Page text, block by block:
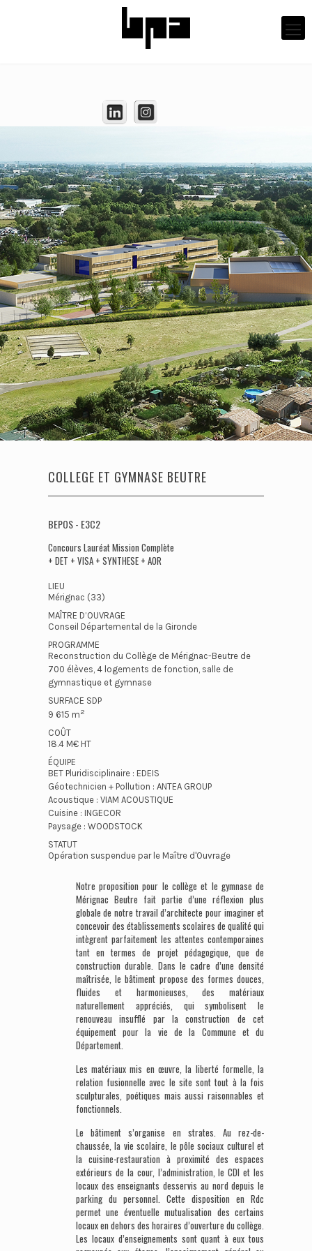
COLLEGE ET GYMNASE BEUTRE
BEPOS - E3C2
Concours Lauréat Mission Complète
+ DET + VISA + SYNTHESE + AOR
LIEU
Mérignac (33)
MAÎTRE D’OUVRAGE
Conseil Départemental de la Gironde
PROGRAMME
Reconstruction du Collège de Mérignac-Beutre de
700 élèves, 4 logements de fonction, salle de
gymnastique et gymnase
SURFACE SDP
9 615 m2
COÛT
18.4 M€ HT
ÉQUIPE
BET Pluridisciplinaire : EDEIS
Géotechnicien + Pollution : ANTEA GROUP
Acoustique : VIAM ACOUSTIQUE
Cuisine : INGECOR
Paysage : WOODSTOCK
STATUT
Opération suspendue par le Maître d'Ouvrage
Notre proposition pour le collège et le gymnase de
Mérignac Beutre fait partie d’une réflexion plus
globale de notre travail d’architecte pour imaginer et
concevoir des établissements scolaires de qualité qui
intègrent parfaitement les attentes contemporaines
tant en termes de projet pédagogique, que de
construction durable. Dans le cadre d’une densité
maîtrisée, le bâtiment propose des formes douces,
fluides et harmonieuses, des matériaux
naturellement appréciés, qui symbolisent le
renouveau insufflé par la construction de cet
équipement pour la vie de la Commune et du
Département.
Les matériaux mis en œuvre, la liberté formelle, la
relation fusionnelle avec le site sont tout à la fois
sculpturales, poétiques mais aussi raisonnables et
fonctionnels.
Le bâtiment s’organise en strates. Au rez-de-
chaussée, la vie scolaire, le pôle sociaux culturel et
la cuisine-restauration à proximité des espaces
extérieurs de la cour, l’administration, le CDI et les
locaux des enseignants desservis au nord depuis le
parking du personnel. Cette disposition en Rdc
permet une éventuelle mutualisation des certains
locaux en dehors des horaires d’ouverture du collège.
Les locaux d’enseignements sont quant à eux tous